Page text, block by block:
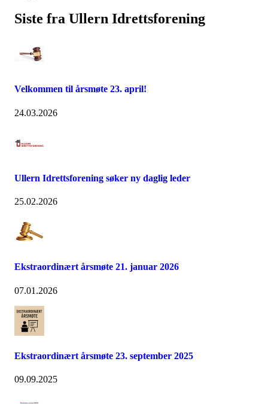
Siste fra Ullern Idrettsforening
Velkommen til årsmøte 23. april!
24.03.2026
Ullern Idrettsforening søker ny daglig leder
25.02.2026
Ekstraordinært årsmøte 21. januar 2026
07.01.2026
Ekstraordinært årsmøte 23. september 2025
09.09.2025